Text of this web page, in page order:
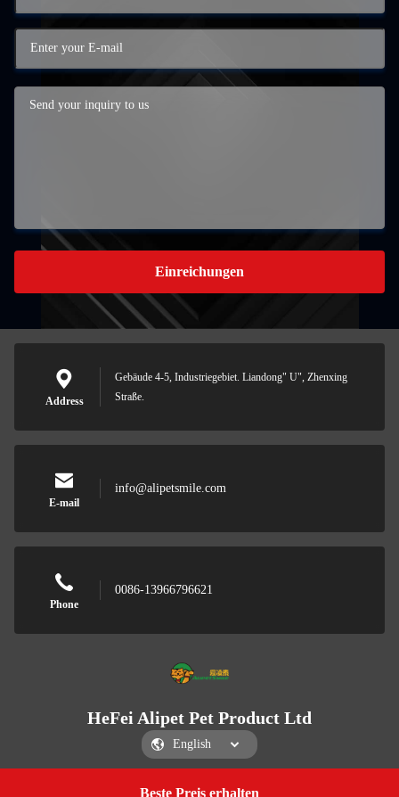
Beste Preis erhalten
Einreichungen
Address
Gebäude 4-5, Industriegebiet. Liandong" U", Zhenxing
Straße.
E-mail
info@alipetsmile.com
Phone
0086-13966796621
HeFei Alipet Pet Product Ltd